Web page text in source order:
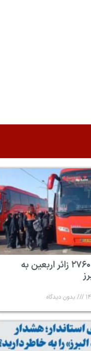
بازگشت ۲۷۶۰ زائر اربعین به
بدون دیدگاه